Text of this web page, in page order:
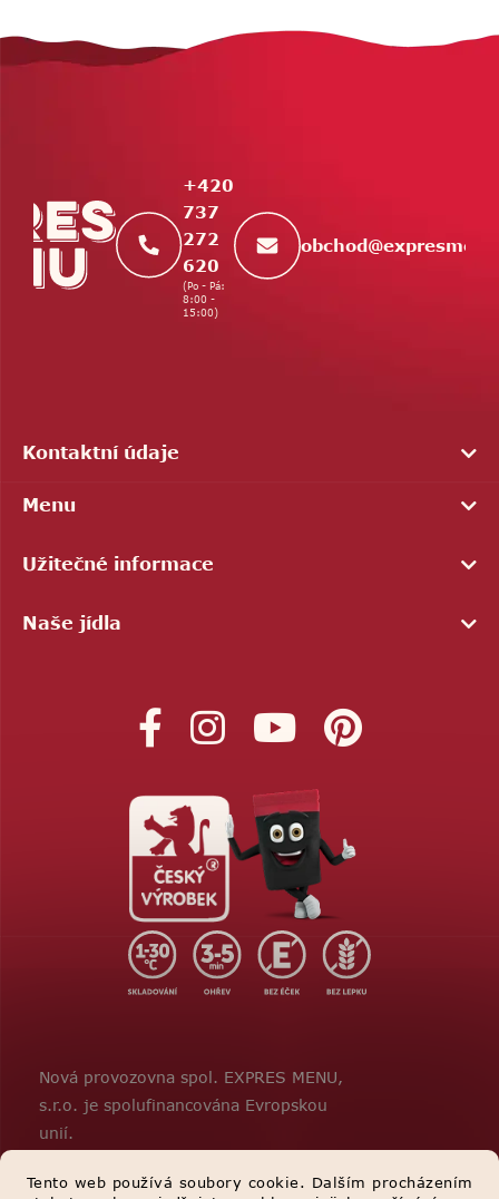
Tento web používá soubory cookie. Dalším procházením
Z
á
+420
737
272
620
(Po - Pá:
8:00 -
15:00)
obchod@
Kontaktní údaje
Menu
Užitečné informace
Naše jídla
Nová provozovna spol. EXPRES MENU,
s.r.o. je spolufinancována Evropskou
unií.